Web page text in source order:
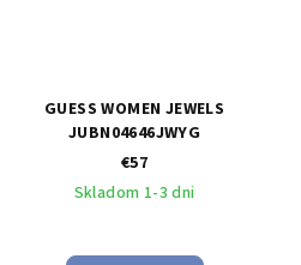
GUESS WOMEN JEWELS
JUBN04646JWYG
€57
Skladom 1-3 dni